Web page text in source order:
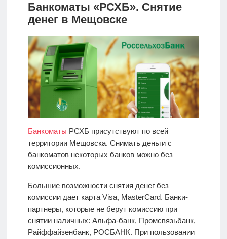
Банкоматы «РСХБ». Снятие
денег в Мещовске
Банкоматы РСХБ присутствуют по всей
территории Мещовска. Снимать деньги с
банкоматов некоторых банков можно без
комиссионных.
Большие возможности снятия денег без
комиссии дает карта Visa, MasterCard. Банки-
партнеры, которые не берут комиссию при
снятии наличных: Альфа-банк, Промсвязьбанк,
Райффайзенбанк, РОСБАНК. При пользовании